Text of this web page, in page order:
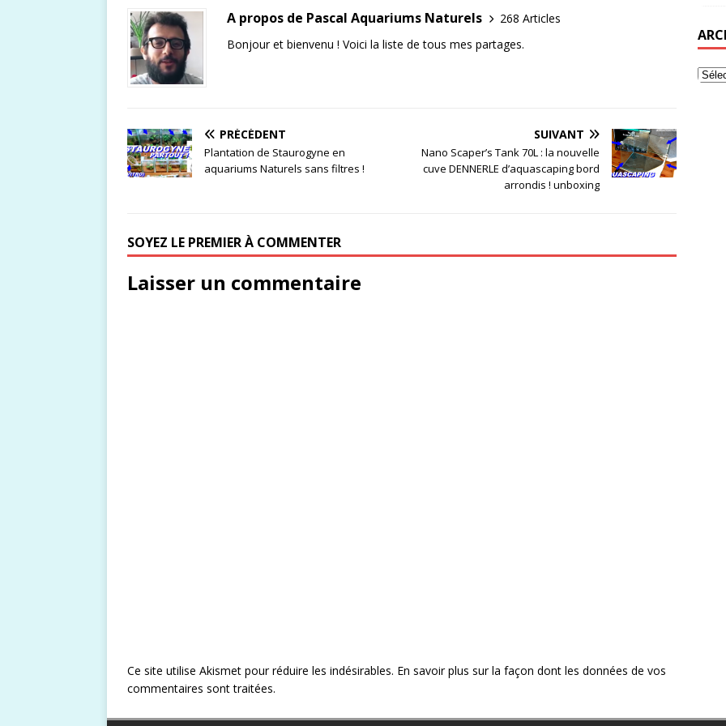
A propos de Pascal Aquariums Naturels
268 Articles
Bonjour et bienvenu ! Voici la liste de tous mes partages.
PRÉCÉDENT
Plantation de Staurogyne en
aquariums Naturels sans filtres !
SUIVANT
Nano Scaper’s Tank 70L : la nouvelle
cuve DENNERLE d’aquascaping bord
arrondis ! unboxing
SOYEZ LE PREMIER À COMMENTER
Laisser un commentaire
Ce site utilise Akismet pour réduire les indésirables. En savoir plus sur la façon dont les données de vos
commentaires sont traitées.